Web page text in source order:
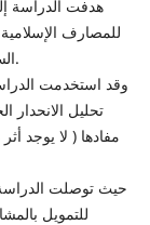
للمصارف
السوداني خلال الفترة الزمنية الممتدة (2009 – 2018).
تحليل الانحدار
مفادها ( لا يوجد
حيث توصلت الدراسة
للتمويل